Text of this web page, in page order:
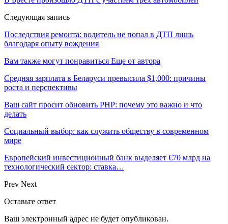
Следующая запись
Последствия ремонта: водитель не попал в ДТП лишь
благодаря опыту вождения
Вам также могут понравиться Еще от автора
Средняя зарплата в Беларуси превысила $1,000: причины
роста и перспективы
Ваш сайт просит обновить PHP: почему это важно и что
делать
Социальный выбор: как служить обществу в современном
мире
Европейский инвестиционный банк выделяет €70 млрд на
технологический сектор: ставка…
Prev Next
Оставьте ответ
Ваш электронный адрес не будет опубликован.